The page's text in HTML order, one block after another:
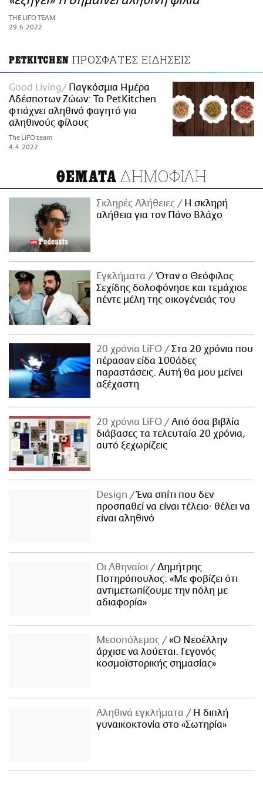
ΑΜΠΑ
PRINT
THE LIFO TEAM
29.6.2022
PETKITCHEN ΠΡΟΣΦΑΤΕΣ ΕΙΔΗΣΕΙΣ
Good Living
Παγκόσμια Ημέρα
Αδέσποτων Ζώων: To PetΚitchen
φτιάχνει αληθινό φαγητό για
αληθινούς φίλους
The LiFO team
4.4.2022
ΘΕΜΑΤΑ ΔΗΜΟΦΙΛΗ
Σκληρές Αλήθειες
H σκληρή
αλήθεια για τον Πάνο Βλάχο
Εγκλήματα
Όταν ο Θεόφιλος
Σεχίδης δολοφόνησε και τεμάχισε
πέντε μέλη της οικογένειάς του
20 χρόνια LiFO
Στα 20 χρόνια που
πέρασαν είδα 100άδες
παραστάσεις. Αυτή θα μου μείνει
αξέχαστη
20 χρόνια LiFO
Από όσα βιβλία
διάβασες τα τελευταία 20 χρόνια,
αυτό ξεχωρίζεις
Design
Ένα σπίτι που δεν
προσπαθεί να είναι τέλειο· θέλει να
είναι αληθινό
Οι Αθηναίοι
Δημήτρης
Ποτηρόπουλος: «Με φοβίζει ότι
αντιμετωπίζουμε την πόλη με
αδιαφορία»
Μεσοπόλεμος
«Ο Νεοέλλην
άρχισε να λούεται. Γεγονός
κοσμοϊστορικής σημασίας»
Αληθινά εγκλήματα
Η διπλή
γυναικοκτονία στο «Σωτηρία»